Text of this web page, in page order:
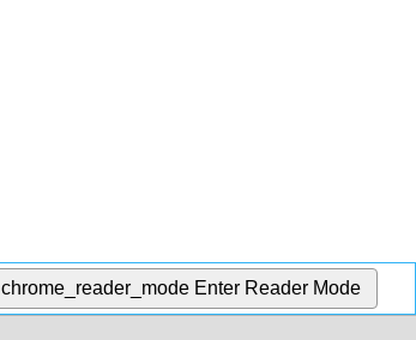
chrome_reader_mode Enter Reader Mode